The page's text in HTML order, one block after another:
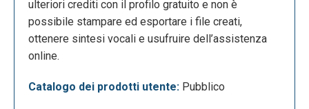
Dal menù a sinistra è inoltre possibile accedere alla
creazione di mappe manualmente (vedi “Mappa
Manuale”) e alla sezione dedicata alle trascrizioni
concettuali a partire da file audio e video che
ulteriori crediti con il profilo gratuito e non è
possibile stampare ed esportare i file creati,
ottenere sintesi vocali e usufruire dell’assistenza
online.
Catalogo dei prodotti utente: Pubblico